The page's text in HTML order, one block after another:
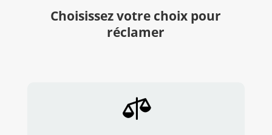
Choisissez votre choix pour
réclamer
